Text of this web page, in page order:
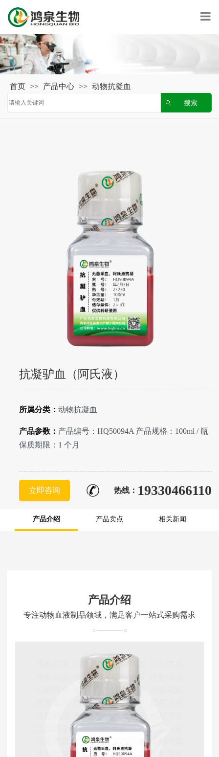
首页 >> 产品中心 >> 动物抗凝血
抗凝驴血（阿氏液）
所属分类： 动物抗凝血
产品参数： 产品编号：HQ50094A 产品规格：100ml / 瓶
保质期限：1 个月
立即咨询 热线： 19330466110
产品介绍 产品卖点 相关新闻
产品介绍
专注动物血液制品领域，满足客户一站式采购需求